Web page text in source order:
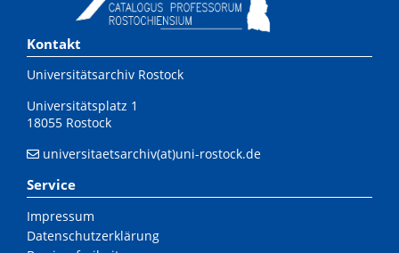
Kontakt
Universitätsarchiv Rostock
Universitätsplatz 1
18055 Rostock
universitaetsarchiv(at)uni-rostock.de
Service
Impressum
Datenschutzerklärung